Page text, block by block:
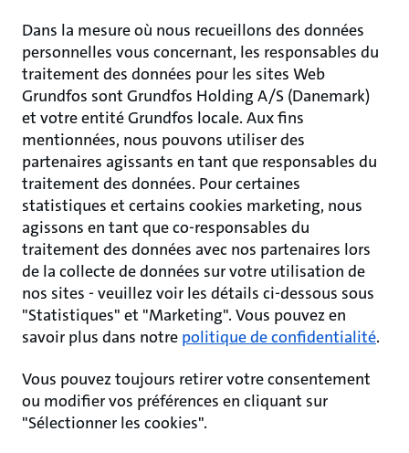
Dans la mesure où nous recueillons des données
personnelles vous concernant, les responsables du
traitement des données pour les sites Web
Grundfos sont Grundfos Holding A/S (Danemark)
et votre entité Grundfos locale. Aux fins
mentionnées, nous pouvons utiliser des
partenaires agissants en tant que responsables du
traitement des données. Pour certaines
statistiques et certains cookies marketing, nous
agissons en tant que co-responsables du
traitement des données avec nos partenaires lors
de la collecte de données sur votre utilisation de
nos sites - veuillez voir les détails ci-dessous sous
"Statistiques" et "Marketing". Vous pouvez en
savoir plus dans notre politique de confidentialité.
Vous pouvez toujours retirer votre consentement
ou modifier vos préférences en cliquant sur
"Sélectionner les cookies".